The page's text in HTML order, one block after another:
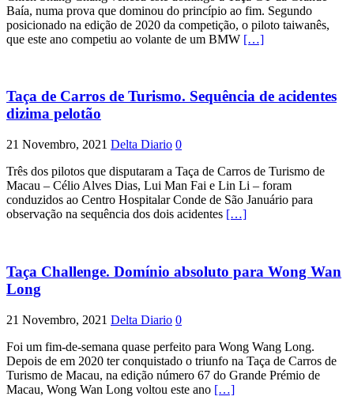
Baía, numa prova que dominou do princípio ao fim. Segundo
posicionado na edição de 2020 da competição, o piloto taiwanês,
que este ano competiu ao volante de um BMW […]
Taça de Carros de Turismo. Sequência de acidentes
dizima pelotão
21 Novembro, 2021 Delta Diario 0
Três dos pilotos que disputaram a Taça de Carros de Turismo de
Macau – Célio Alves Dias, Lui Man Fai e Lin Li – foram
conduzidos ao Centro Hospitalar Conde de São Januário para
observação na sequência dos dois acidentes […]
Taça Challenge. Domínio absoluto para Wong Wan
Long
21 Novembro, 2021 Delta Diario 0
Foi um fim-de-semana quase perfeito para Wong Wang Long.
Depois de em 2020 ter conquistado o triunfo na Taça de Carros de
Turismo de Macau, na edição número 67 do Grande Prémio de
Macau, Wong Wan Long voltou este ano […]